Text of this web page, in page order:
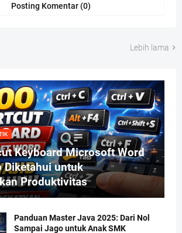
Posting Komentar (0)
Lebih lama
Keyboard Microsoft Word
Diketahui untuk
Produktivitas
Panduan Master Java 2025: Dari Nol
Sampai Jago untuk Anak SMK